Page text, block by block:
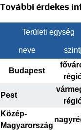
További érdekes
Területi egység
neve
Budapest
Pest
Közép-
Magyarország